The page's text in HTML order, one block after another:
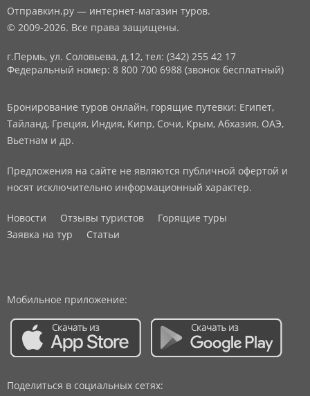
Отправкин.ру — интернет-магазин туров.
© 2009-2026. Все права защищены.
г.Пермь, ул. Соловьева, д.12, тел: (342) 255 42 17
Федеральный номер: 8 800 700 6988 (звонок бесплатный)
Бронирование туров онлайн, горящие путевки: Египет,
Тайланд, Греция, Индия, Кипр, Сочи, Крым, Абхазия, ОАЭ,
Вьетнам и др.
Предложения на сайте не являются публичной офертой и
носят исключительно информационный характер.
Новости Отзывы туристов
Горящие туры
Заявка на тур
Статьи
Мобильное приложение:
Поделиться в социальных сетях: